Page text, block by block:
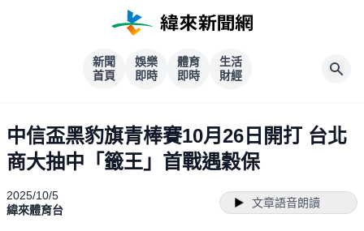
新聞
首頁
娛樂
即時
體育
即時
生活
財經
中信盃黑豹旗青棒賽10月26日開打 台北
商大抽中「籤王」首戰遇穀保
2025/10/5
緯來體育台
文章語音朗讀